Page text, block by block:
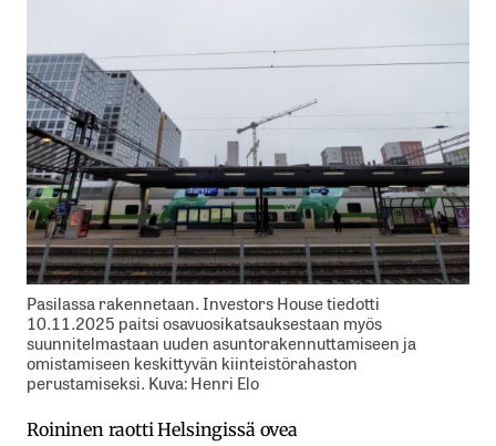
Pasilassa rakennetaan. Investors House tiedotti
10.11.2025 paitsi osavuosikatsauksestaan myös
suunnitelmastaan uuden asuntorakennuttamiseen ja
omistamiseen keskittyvän kiinteistörahaston
perustamiseksi. Kuva: Henri Elo
Roininen raotti Helsingissä ovea